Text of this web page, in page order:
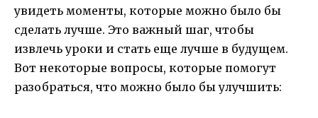
увидеть моменты, которые можно было бы
сделать лучше. Это важный шаг, чтобы
извлечь уроки и стать еще лучше в будущем.
Вот некоторые вопросы, которые помогут
разобраться, что можно было бы улучшить: